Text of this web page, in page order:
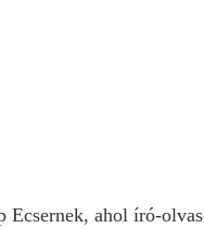
Ecsernek, ahol író-